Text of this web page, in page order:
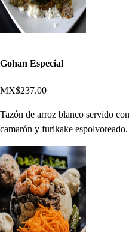
Gohan Especial
MX$237.00
Tazón de arroz blanco servido
camarón y furikake espolvoreado.